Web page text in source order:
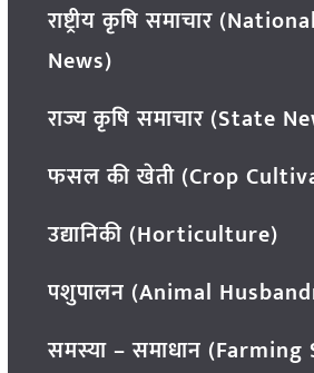
राष्ट्रीय कृषि समाचार
News)
राज्य कृषि समाचार (State
फसल की खेती (Crop
उद्यानिकी (Horticulture)
पशुपालन (Animal
समस्या – समाधान